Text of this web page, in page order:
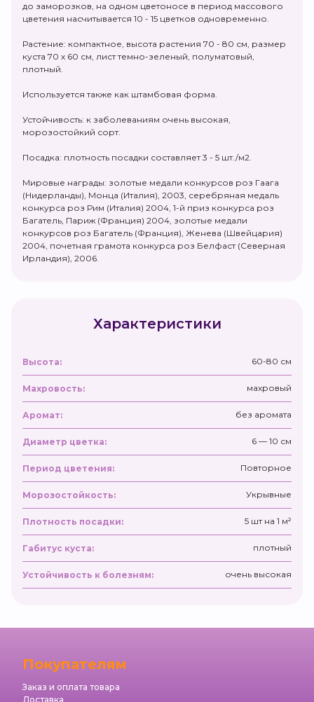
до заморозков, на одном цветоносе в период массового
цветения насчитывается 10 - 15 цветков одновременно.
Растение: компактное, высота растения 70 - 80 см, размер
куста 70 х 60 см, лист темно-зеленый, полуматовый,
плотный.
Используется также как штамбовая форма.
Устойчивость: к заболеваниям очень высокая,
морозостойкий сорт.
Посадка: плотность посадки составляет 3 - 5 шт./м2.
Мировые награды: золотые медали конкурсов роз Гаага
(Нидерланды), Монца (Италия), 2003, серебряная медаль
конкурса роз Рим (Италия) 2004, 1-й приз конкурса роз
Багатель, Париж (Франция) 2004, золотые медали
конкурсов роз Багатель (Франция), Женева (Швейцария)
2004, почетная грамота конкурса роз Белфаст (Северная
Ирландия), 2006.
Характеристики
Высота: 60-80 см
Махровость: махровый
Аромат: без аромата
Диаметр цветка: 6 — 10 см
Период цветения: Повторное
Морозостойкость: Укрывные
Плотность посадки: 5 шт на 1 м²
Габитус куста: плотный
Устойчивость к болезням: очень высокая
Покупателям
Заказ и оплата товара
Доставка